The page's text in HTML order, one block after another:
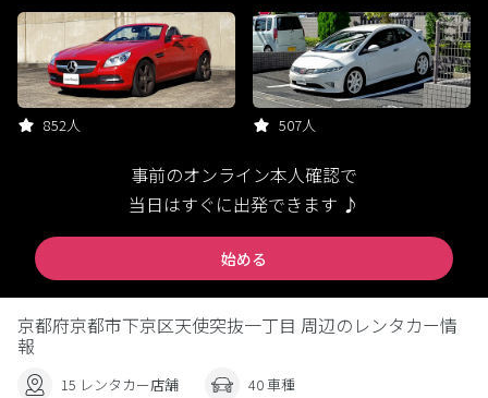
852人 507人
事前のオンライン本人確認で
当日はすぐに出発できます ♪
始める
京都府京都市下京区天使突抜一丁目 周辺のレンタカー情
報
15 レンタカー店舗 40 車種